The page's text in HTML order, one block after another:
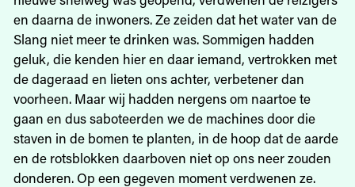
en daarna de inwoners. Ze zeiden dat het water van de
Slang niet meer te drinken was. Sommigen hadden
geluk, die kenden hier en daar iemand, vertrokken met
de dageraad en lieten ons achter, verbetener dan
voorheen. Maar wij hadden nergens om naartoe te
gaan en dus saboteerden we de machines door die
staven in de bomen te planten, in de hoop dat de aarde
en de rotsblokken daarboven niet op ons neer zouden
donderen. Op een gegeven moment verdwenen ze.